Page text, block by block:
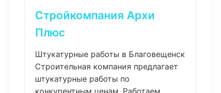
Стройкомпания Архи
Плюс
Штукатурные работы в Благовещенск
Строительная компания предлагает
штукатурные работы по
конкурентным ценам. Работаем